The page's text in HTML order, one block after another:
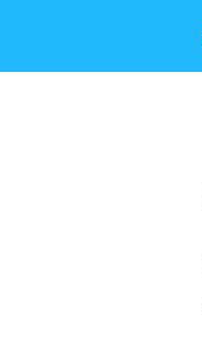
contenido